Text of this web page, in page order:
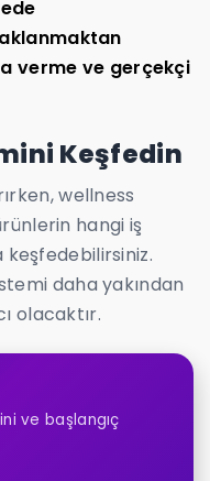
verme ve gerçekçi
Keşfedin
wellness
hangi iş
keşfedebilirsiniz.
daha yakından
olacaktır.
ve başlangıç